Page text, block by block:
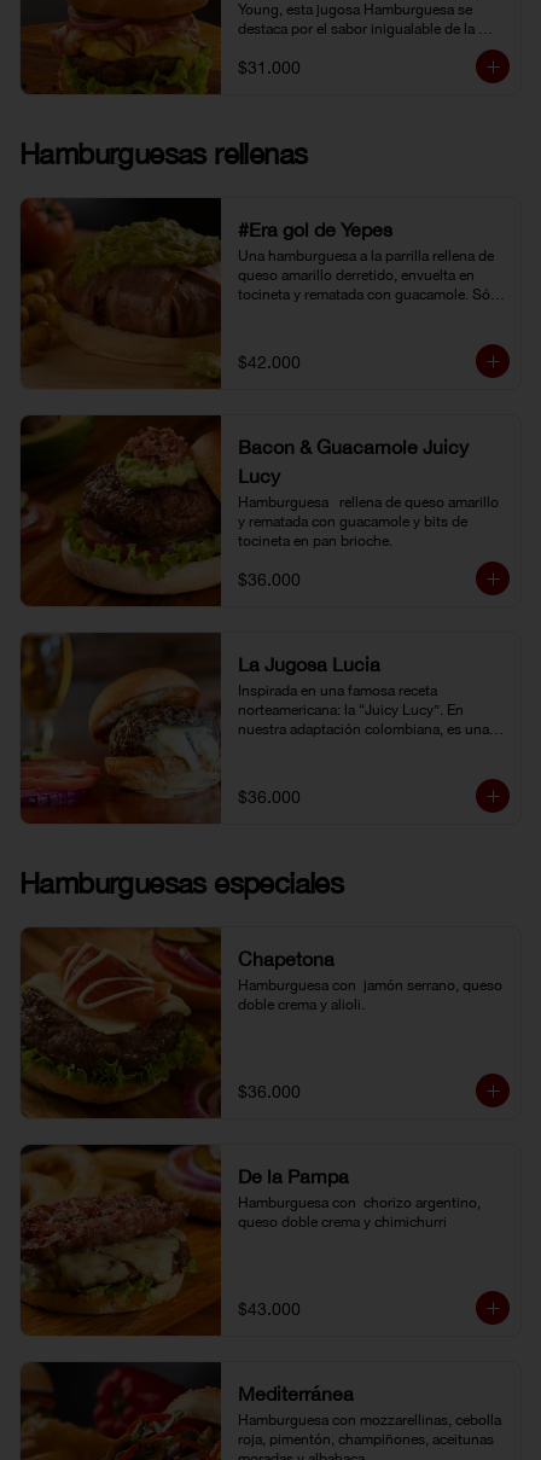
Young, esta jugosa Hamburguesa se
destaca por el sabor inigualable de la
$31.000
Hamburguesas rellenas
#Era gol de Yepes
Una hamburguesa a la parrilla rellena de
queso amarillo derretido, envuelta en
tocineta y rematada con guacamole. Sólo
porque definitivamente…
#EraGolDeYepes!
$42.000
Bacon & Guacamole Juicy
Lucy
Hamburguesa   rellena de queso amarillo
y rematada con guacamole y bits de
tocineta en pan brioche.
$36.000
La Jugosa Lucia
Inspirada en una famosa receta
norteamericana: la “Juicy Lucy”. En
nuestra adaptación colombiana, es una
sabor.
$36.000
Hamburguesas especiales
Chapetona
Hamburguesa con  jamón serrano, queso
doble crema y alioli.
$36.000
De la Pampa
Hamburguesa con  chorizo argentino,
queso doble crema y chimichurri
$43.000
Mediterránea
Hamburguesa con mozzarellinas, cebolla
roja, pimentón, champiñones, aceitunas